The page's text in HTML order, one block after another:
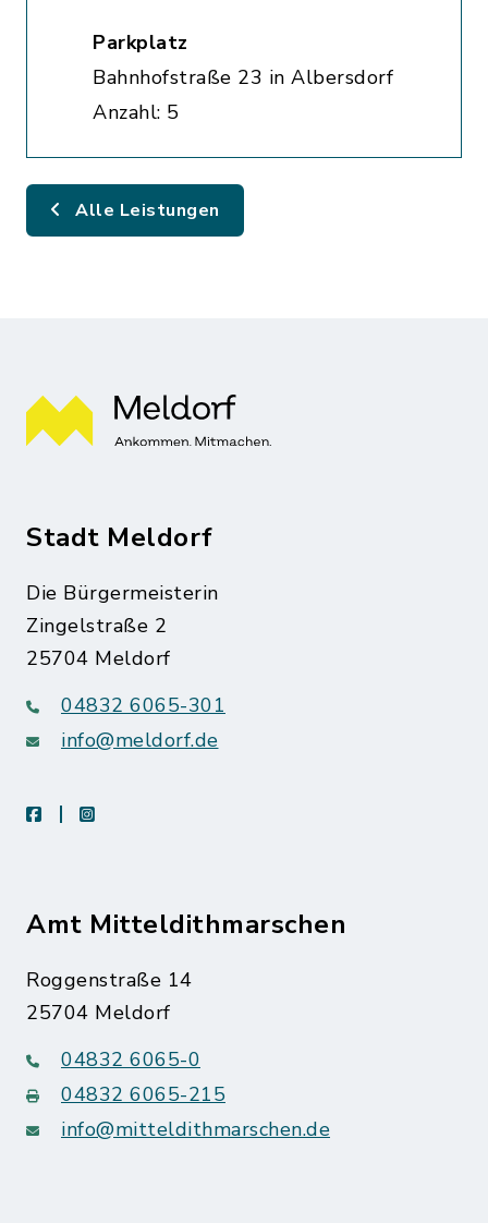
Parkplatz
Bahnhofstraße 23 in Albersdorf
Anzahl: 5
Alle Leistungen
Stadt Meldorf
Die Bürgermeisterin
Zingelstraße 2
25704 Meldorf
04832 6065-301
info@meldorf.de
facebookinstagram
Amt Mitteldithmarschen
Roggenstraße 14
25704 Meldorf
04832 6065-0
04832 6065-215
info@mitteldithmarschen.de